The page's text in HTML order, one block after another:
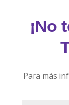
¡No
Para más